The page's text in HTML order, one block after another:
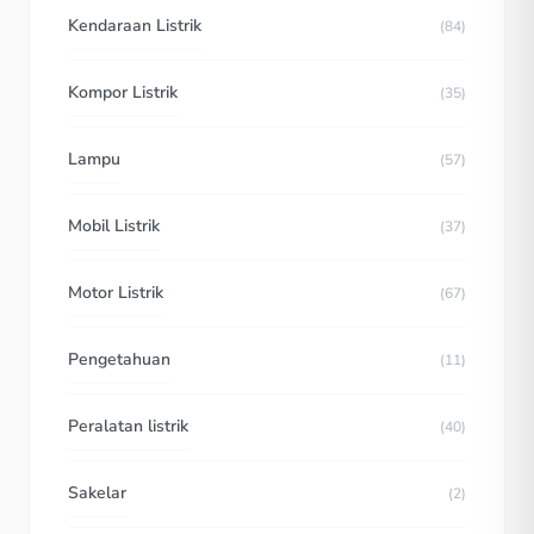
Kendaraan Listrik (84)
Kompor Listrik (35)
Lampu (57)
Mobil Listrik (37)
Motor Listrik (67)
Pengetahuan (11)
Peralatan listrik (40)
Sakelar (2)